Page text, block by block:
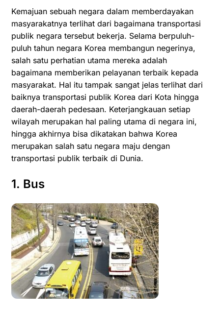
Kemajuan sebuah negara dalam memberdayakan
masyarakatnya terlihat dari bagaimana transportasi
publik negara tersebut bekerja. Selama berpuluh-
puluh tahun negara Korea membangun negerinya,
salah satu perhatian utama mereka adalah
bagaimana memberikan pelayanan terbaik kepada
masyarakat. Hal itu tampak sangat jelas terlihat dari
baiknya transportasi publik Korea dari Kota hingga
daerah-daerah pedesaan. Keterjangkauan setiap
wilayah merupakan hal paling utama di negara ini,
hingga akhirnya bisa dikatakan bahwa Korea
merupakan salah satu negara maju dengan
transportasi publik terbaik di Dunia.
1. Bus